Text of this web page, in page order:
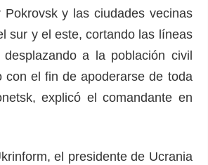
Pokrovsk y las ciudades vecinas
sur y el este, cortando las líneas
a la población civil
con el fin de apoderarse de toda
explicó el comandante en
el presidente de Ucrania